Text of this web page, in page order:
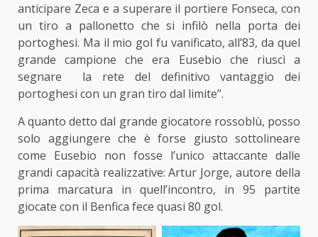
anticipare Zeca e a superare il portiere Fonseca, con
un tiro a pallonetto che si infilò nella porta dei
portoghesi. Ma il mio gol fu vanificato, all’83, da quel
grande campione che era Eusebio che riuscì a
segnare la rete del definitivo vantaggio dei
portoghesi con un gran tiro dal limite”.
A quanto detto dal grande giocatore rossoblù, posso
solo aggiungere che è forse giusto sottolineare
come Eusebio non fosse l’unico attaccante dalle
grandi capacità realizzative: Artur Jorge, autore della
prima marcatura in quell’incontro, in 95 partite
giocate con il Benfica fece quasi 80 gol.